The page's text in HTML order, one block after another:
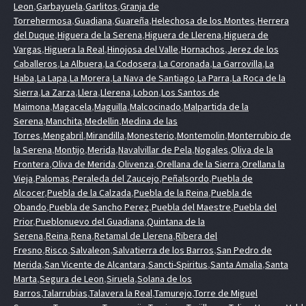
Leon,Garbayuela,Garlitos,Granja de
Torrehermosa,Guadiana,Guareña,Helechosa de los Montes,Herrera
del Duque,Higuera de la Serena,Higuera de Llerena,Higuera de
Vargas,Higuera la Real,Hinojosa del Valle,Hornachos,Jerez de los
Caballeros,La Albuera,La Codosera,La Coronada,La Garrovilla,La
Haba,La Lapa,La Morera,La Nava de Santiago,La Parra,La Roca de la
Sierra,La Zarza,Llera,Llerena,Lobon,Los Santos de
Maimona,Magacela,Maguilla,Malcocinado,Malpartida de la
Serena,Manchita,Medellin,Medina de las
Torres,Mengabril,Mirandilla,Monesterio,Montemolin,Monterrubio de
la Serena,Montijo,Merida,Navalvillar de Pela,Nogales,Oliva de la
Frontera,Oliva de Merida,Olivenza,Orellana de la Sierra,Orellana la
Vieja,Palomas,Peraleda del Zaucejo,Peñalsordo,Puebla de
Alcocer,Puebla de la Calzada,Puebla de la Reina,Puebla de
Obando,Puebla de Sancho Perez,Puebla del Maestre,Puebla del
Prior,Pueblonuevo del Guadiana,Quintana de la
Serena,Reina,Rena,Retamal de Llerena,Ribera del
Fresno,Risco,Salvaleon,Salvatierra de los Barros,San Pedro de
Merida,San Vicente de Alcantara,Sancti-Spiritus,Santa Amalia,Santa
Marta,Segura de Leon,Siruela,Solana de los
Barros,Talarrubias,Talavera la Real,Tamurejo,Torre de Miguel